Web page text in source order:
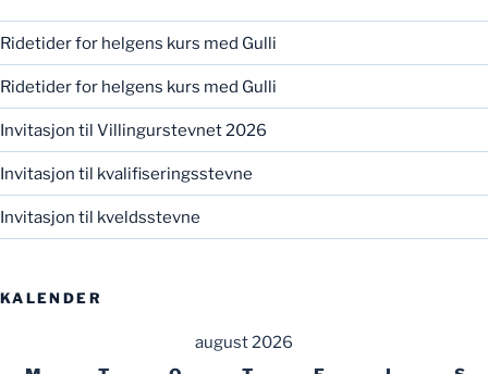
Ridetider for helgens kurs med Gulli
Ridetider for helgens kurs med Gulli
Invitasjon til Villingurstevnet 2026
Invitasjon til kvalifiseringsstevne
Invitasjon til kveldsstevne
KALENDER
august 2026